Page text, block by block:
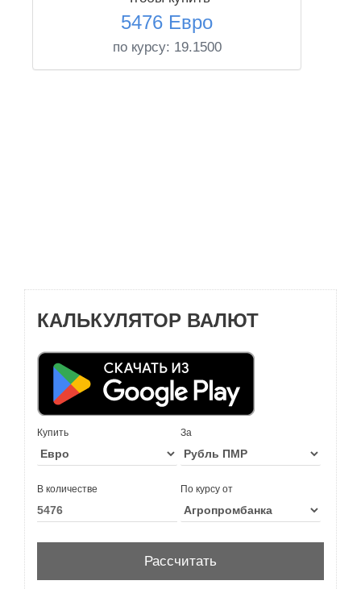
5476 Евро
по курсу: 19.1500
КАЛЬКУЛЯТОР ВАЛЮТ
Купить За
В количестве По курсу от